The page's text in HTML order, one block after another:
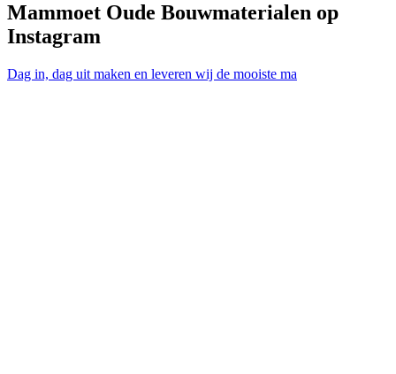
Mammoet Oude Bouwmaterialen op
Instagram
Dag in, dag uit maken en leveren wij de mooiste ma